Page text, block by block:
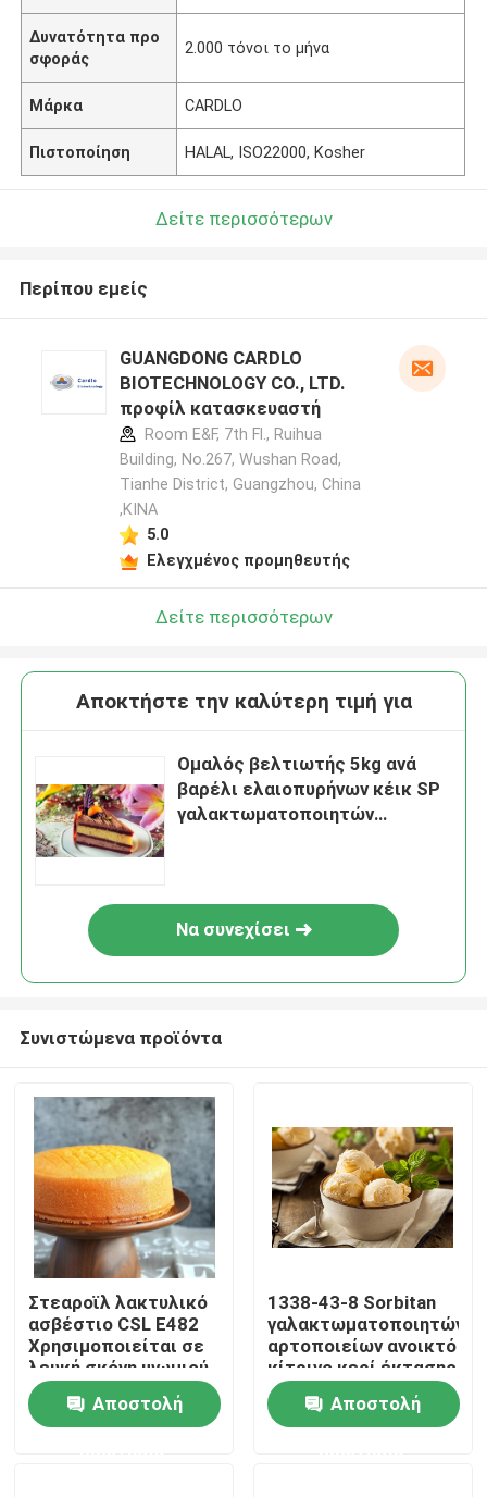
Σπίτι
Προϊόντα
Δυνατότητα προ
σφοράς
2.000 τόνοι το μήνα
Μάρκα CARDLO
Πιστοποίηση HALAL, ISO22000, Kosher
Δείτε περισσότερων
Περίπου εμείς
GUANGDONG CARDLO
BIOTECHNOLOGY CO., LTD.
προφίλ κατασκευαστή
Room E&F, 7th Fl., Ruihua
Building, No.267, Wushan Road,
Tianhe District, Guangzhou, China
,ΚΙΝΑ
5.0
Ελεγχμένος προμηθευτής
Δείτε περισσότερων
Αποκτήστε την καλύτερη τιμή για
Ομαλός βελτιωτής 5kg ανά
βαρέλι ελαιοπυρήνων κέικ SP
γαλακτωματοποιητών
Να συνεχίσει
Συνιστώμενα προϊόντα
Στεαροϊλ λακτυλικό
ασβέστιο CSL E482
Χρησιμοποιείται σε
λευκή σκόνη ψωμιού
Αποστολή
1338-43-8 Sorbitan
γαλακτωματοποιητών
αρτοποιείων ανοικτό
κίτρινο κερί έκτασης
E491 εστέρων
λιπαρού οξέος
Αποστολή